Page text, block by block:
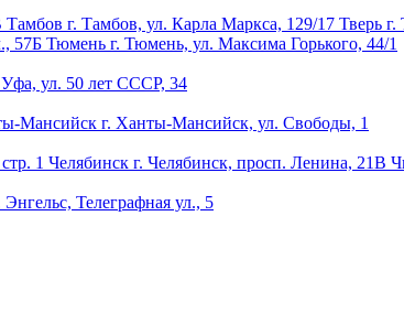
Тамбов г. Тамбов, ул. Карла Маркса, 129/17 Тверь г.
57Б Тюмень г. Тюмень, ул. Максима Горького, 44/1
Уфа, ул. 50 лет СССР, 34
Мансийск г. Ханты-Мансийск, ул. Свободы, 1
1 Челябинск г. Челябинск, просп. Ленина, 21В
Энгельс, Телеграфная ул., 5